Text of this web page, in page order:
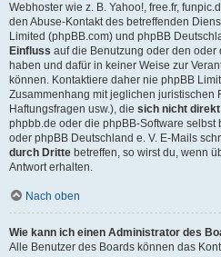
Webhoster wie z. B. Yahoo!, free.fr,
den Abuse-Kontakt des betreffenden
Limited (phpBB.com) und phpBB
Einfluss auf die Benutzung oder den oder
haben und dafür in keiner Weise zur
können. Kontaktiere daher nie phpBB
Zusammenhang mit jeglichen juristischen
Haftungsfragen usw.), die sich nicht direkt
phpbb.de oder die phpBB-Software selbst
oder phpBB Deutschland e. V. E-Mails
durch Dritte betreffen, so wirst du, wenn
Antwort erhalten.
Nach oben
Wie kann ich einen Administrator des
Alle Benutzer des Boards können das